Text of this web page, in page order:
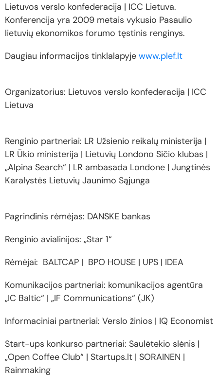
Lietuvos verslo konfederacija | ICC Lietuva.
Konferencija yra 2009 metais vykusio Pasaulio
lietuvių ekonomikos forumo tęstinis renginys.
Daugiau informacijos tinklalapyje www.plef.lt
Organizatorius: Lietuvos verslo konfederacija | ICC
Lietuva
Renginio partneriai: LR Užsienio reikalų ministerija |
LR Ūkio ministerija | Lietuvių Londono Sičio klubas |
„Alpina Search“ | LR ambasada Londone | Jungtinės
Karalystės Lietuvių Jaunimo Sąjunga
Pagrindinis rėmėjas: DANSKE bankas
Renginio avialinijos: „Star 1“
Rėmėjai: BALTCAP | BPO HOUSE | UPS | IDEA
Komunikacijos partneriai: komunikacijos agentūra
„IC Baltic“ | „IF Communications“ (JK)
Informaciniai partneriai: Verslo žinios | IQ Economist
Start-ups konkurso partneriai: Saulėtekio slėnis |
„Open Coffee Club“ | Startups.lt | SORAINEN |
Rainmaking